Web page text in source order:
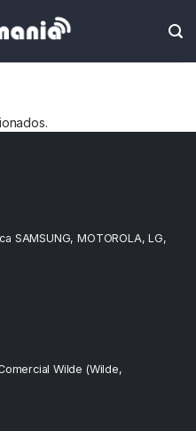
SAMSUNG, MOTOROLA, LG,
Wilde (Wilde,